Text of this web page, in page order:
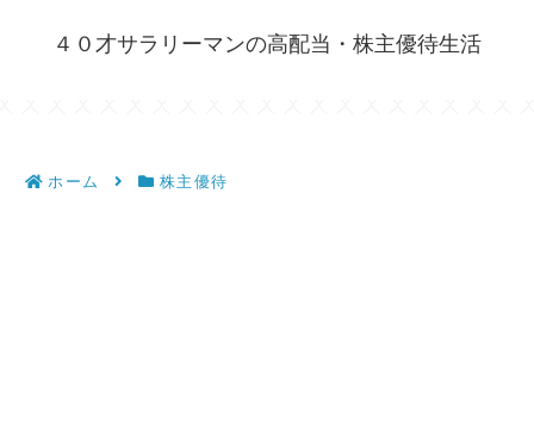
４０才サラリーマンの高配当・株主優待生活
ホーム 株主優待